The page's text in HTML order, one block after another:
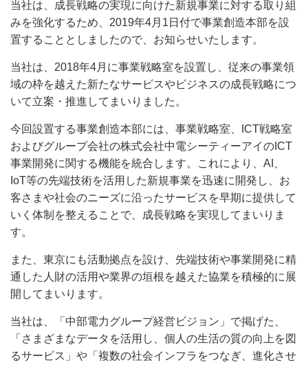
当社は、成長戦略の実現に向けた新規事業に対する取り組
みを強化するため、2019年4月1日付で事業創造本部を設
置することとしましたので、お知らせいたします。
当社は、2018年4月に事業戦略室を設置し、従来の事業領
域の枠を越えた新たなサービスやビジネスの成長戦略につ
いて立案・推進してまいりました。
今回設置する事業創造本部には、事業戦略室、ICT戦略室
およびグループ会社の株式会社中電シーティーアイのICT
事業開発に関する機能を統合します。これにより、AI、
IoT等の先端技術を活用した新規事業を迅速に開発し、お
客さまや社会のニーズに沿ったサービスを早期に提供して
いく体制を整えることで、成長戦略を実現してまいりま
す。
また、東京にも活動拠点を設け、先端技術や事業開発に精
通した人財の活用や業界の垣根を越えた協業を積極的に展
開してまいります。
当社は、「中部電力グループ経営ビジョン」で掲げた、
「さまざまなデータを活用し、個人の生活の質の向上を図
るサービス」や「複数の社会インフラをつなぎ、進化させ